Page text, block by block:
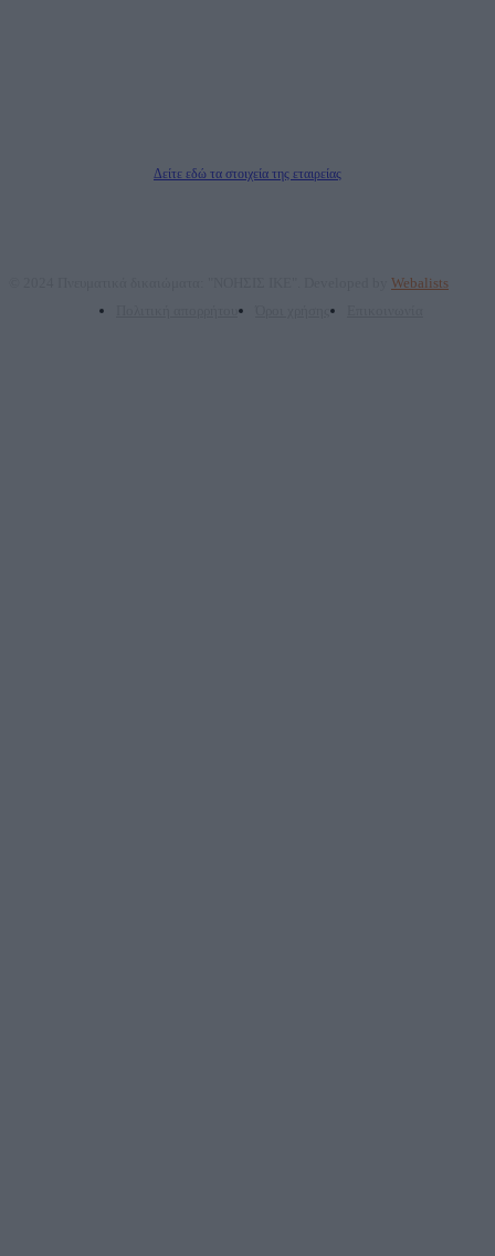
Δείτε εδώ τα στοιχεία της εταιρείας
Webalists